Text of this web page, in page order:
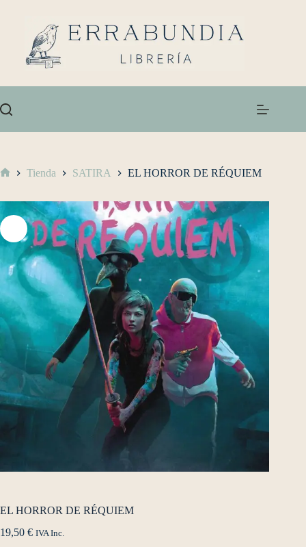
Tienda SATIRA EL HORROR DE RÉQUIEM
EL HORROR DE RÉQUIEM
19,50 € IVA Inc.